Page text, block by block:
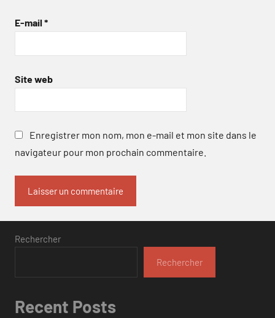
E-mail *
Site web
Enregistrer mon nom, mon e-mail et mon site dans le
navigateur pour mon prochain commentaire.
Rechercher
Rechercher
Recent Posts